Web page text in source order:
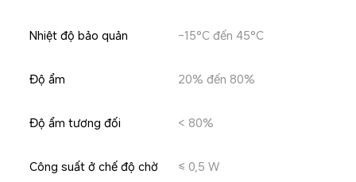
Nhiệt độ bảo quản -15°C đến 45°C
Độ ẩm 20% đến 80%
Độ ẩm tương đối < 80%
Công suất ở chế độ chờ ≤ 0,5 W